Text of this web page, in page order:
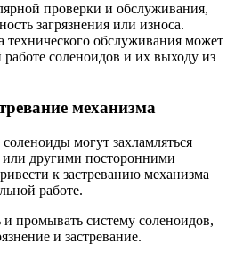
проверки и обслуживания,
загрязнения или износа.
технического обслуживания может
соленоидов и их выходу из
механизма
могут захламляться
другими посторонними
к застреванию механизма
работе.
промывать систему соленоидов,
и застревание.